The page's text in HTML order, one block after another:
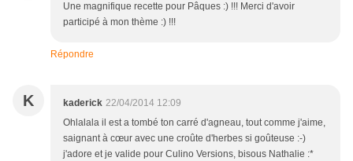
Une magnifique recette pour Pâques :) !!! Merci d'avoir
participé à mon thème :) !!!
Répondre
K kaderick 22/04/2014 12:09
Ohlalala il est a tombé ton carré d'agneau, tout comme j'aime,
saignant à cœur avec une croûte d'herbes si goûteuse :-)
j'adore et je valide pour Culino Versions, bisous Nathalie :*